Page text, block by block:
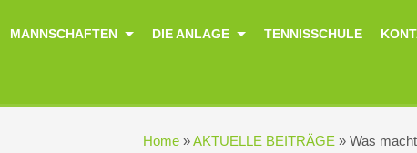
MANNSCHAFTEN DIE ANLAGE TENNISSCHULE
Home»AKTUELLE BEITRÄGE » Was